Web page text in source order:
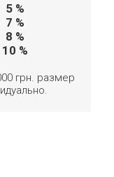
5 %
7 %
8 %
10 %
грн. размер